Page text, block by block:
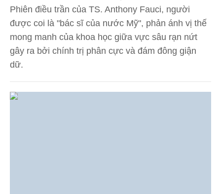
Phiên điều trần của TS. Anthony Fauci, người
được coi là "bác sĩ của nước Mỹ", phản ánh vị thế
mong manh của khoa học giữa vực sâu rạn nứt
gây ra bởi chính trị phân cực và đám đông giận
dữ.